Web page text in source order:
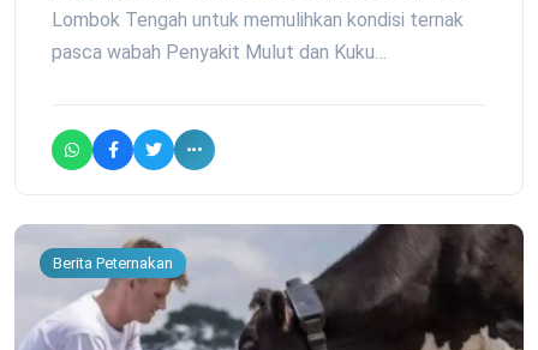
Lombok Tengah untuk memulihkan kondisi ternak
pasca wabah Penyakit Mulut dan Kuku…
Berita Peternakan